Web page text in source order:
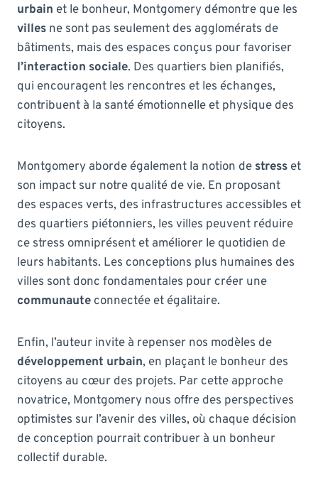
urbain et le bonheur, Montgomery démontre que les
villes ne sont pas seulement des agglomérats de
bâtiments, mais des espaces conçus pour favoriser
l’interaction sociale. Des quartiers bien planifiés,
qui encouragent les rencontres et les échanges,
contribuent à la santé émotionnelle et physique des
citoyens.
Montgomery aborde également la notion de stress et
son impact sur notre qualité de vie. En proposant
des espaces verts, des infrastructures accessibles et
des quartiers piétonniers, les villes peuvent réduire
ce stress omniprésent et améliorer le quotidien de
leurs habitants. Les conceptions plus humaines des
villes sont donc fondamentales pour créer une
communaute connectée et égalitaire.
Enfin, l’auteur invite à repenser nos modèles de
développement urbain, en plaçant le bonheur des
citoyens au cœur des projets. Par cette approche
novatrice, Montgomery nous offre des perspectives
optimistes sur l’avenir des villes, où chaque décision
de conception pourrait contribuer à un bonheur
collectif durable.